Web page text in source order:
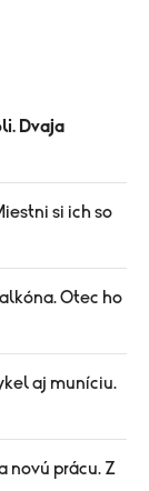
Dvaja
si ich so
Otec ho
aj muníciu.
novú prácu. Z